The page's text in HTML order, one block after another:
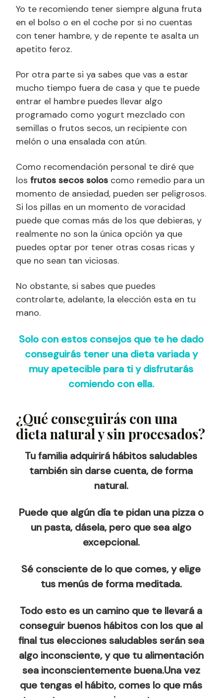
Yo te recomiendo tener siempre alguna fruta
en el bolso o en el coche por si no cuentas
con tener hambre, y de repente te asalta un
apetito feroz.
Por otra parte si ya sabes que vas a estar
mucho tiempo fuera de casa y que te puede
entrar el hambre puedes llevar algo
programado como yogurt mezclado con
semillas o frutos secos, un recipiente con
melón o una ensalada con atún.
Como recomendación personal te diré que
los frutos secos solos como remedio para un
momento de ansiedad, pueden ser peligrosos.
Si los pillas en un momento de voracidad
puede que comas más de los que debieras, y
realmente no son la única opción ya que
puedes optar por tener otras cosas ricas y
que no sean tan viciosas.
No obstante, si sabes que puedes
controlarte, adelante, la elección esta en tu
mano.
Solo con estos consejos que te he dado
conseguirás tener una dieta variada y
muy apetecible para ti y disfrutarás
comiendo con ella.
¿Qué conseguirás con una
dieta natural y sin procesados?
Tu familia adquirirá hábitos saludables
también sin darse cuenta, de forma
natural.
Puede que algún día te pidan una pizza o
un pasta, dásela, pero que sea algo
excepcional.
Sé consciente de lo que comes, y elige
tus menús de forma meditada.
Todo esto es un camino que te llevará a
conseguir buenos hábitos con los que al
final tus elecciones saludables serán sea
algo inconsciente, y que tu alimentación
sea inconscientemente buena.Una vez
que tengas el hábito, comes lo que más